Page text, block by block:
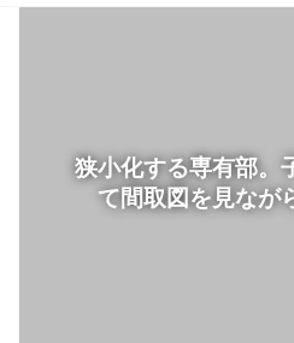
狭小化する専有部。
て間取図を見なが